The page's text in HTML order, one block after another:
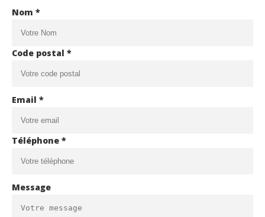
Nom *
Code postal *
Email *
Téléphone *
Message